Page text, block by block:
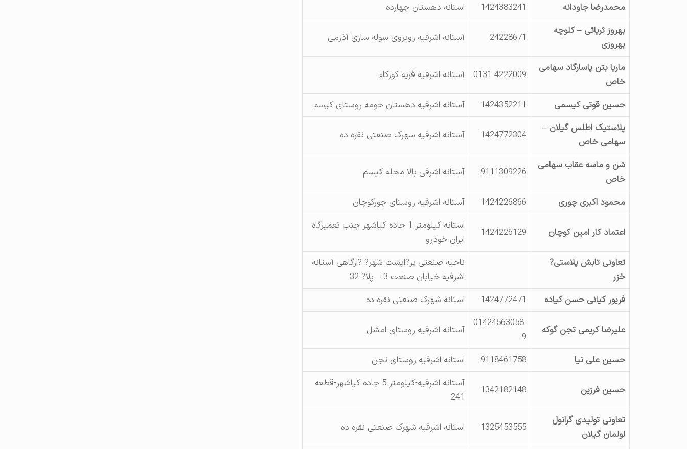
محمدرضا جاودانه
1424383241
استانه دهستان چهارده
بهروز ثریائی – کلوچه
بهروزی
24228671 آستانه اشرفیه روبروی سوله سازی آذرمی
ماریا بتن پاسارگاد سهامی
خاص
0131-4222009 آستانه اشرفیه قریه کورکاء
حسین قوتی کیسمی 1424352211
آستانه اشرفیه دهستان حومه روستای کیسم
پلاستیک اطلس گیلان –
سهامی خاص
1424772304 آستانه اشرفیه سهرک صنعتی نقره ده
شن و ماسه عقاب سهامی
خاص
9111309226 آستانه اشرفی بالا محله کیسم
محمود اکبری چوری 1424226866 آستانه اشرفیه روستای چورکوچان
اعتماد کار امین کوچان 1424226129
استانه کیلومتر 1 جاده کیاشهر جنب تعمیرگاه
ایران خودرو
تعاونی تابش پلاستی?
خزر
ناحیه صنعتی پر?اپشت شهر? ?ارگاهی آستانه
اشرفیه خیابان صنعت 3 – پلا? 32
فریور کیانی حسن کیاده
1424772471 استانه شهرک صنعتی نقره ده
علیرضا کریمی تجن گوکه
01424563058-
9
آستانه اشرفیه روستای امشل
حسین علی نیا 9118461758 استانه اشرفیه روستای تجن
حسین فرزین 1342182148
آستانه اشرفیه-کیلومتر 5 جاده کیاشهر-قطعه
241
تعاونی تولیدی گرانول
لولمان گیلان
1325453555 استانه اشرفیه شهرک صنعتی نقره ده